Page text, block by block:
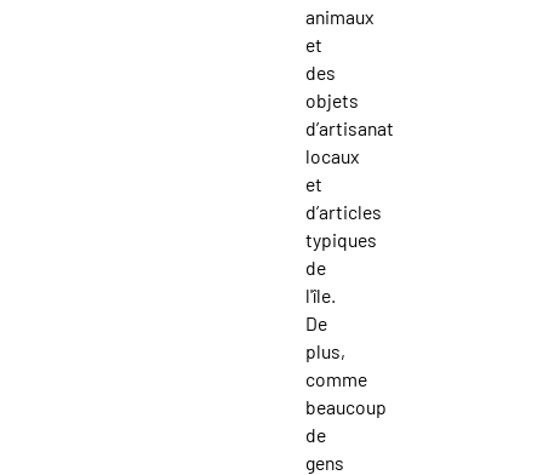
animaux
et
des
objets
d’artisanat
locaux
et
d’articles
typiques
de
l'île.
De
plus,
comme
beaucoup
de
gens